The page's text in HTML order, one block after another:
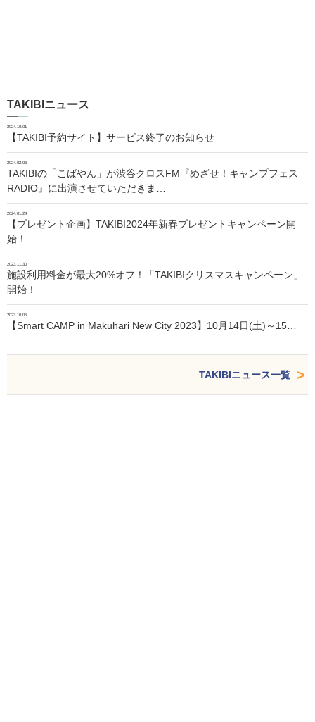
TAKIBIニュース
2024.10.01
【TAKIBI予約サイト】サービス終了のお知らせ
2024.02.06
TAKIBIの「こばやん」が渋谷クロスFM『めざせ！キャンプフェス
RADIO』に出演させていただきま…
2024.01.24
【プレゼント企画】TAKIBI2024年新春プレゼントキャンペーン開
始！
2023.11.30
施設利用料金が最大20%オフ！「TAKIBIクリスマスキャンペーン」
開始！
2023.10.05
【Smart CAMP in Makuhari New City 2023】10月14日(土)～15…
TAKIBIニュース一覧